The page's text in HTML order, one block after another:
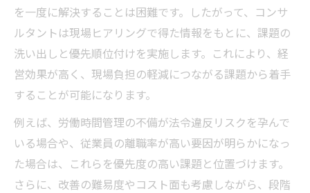
を一度に解決することは困難です。したがって、コンサ
ルタントは現場ヒアリングで得た情報をもとに、課題の
洗い出しと優先順位付けを実施します。これにより、経
営効果が高く、現場負担の軽減につながる課題から着手
することが可能になります。
例えば、労働時間管理の不備が法令違反リスクを孕んで
いる場合や、従業員の離職率が高い要因が明らかになっ
た場合は、これらを優先度の高い課題と位置づけます。
さらに、改善の難易度やコスト面も考慮しながら、段階